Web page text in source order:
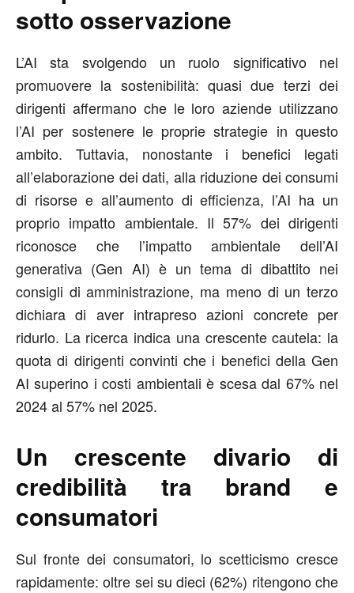
sotto osservazione
L’AI sta svolgendo un ruolo significativo nel
promuovere la sostenibilità: quasi due terzi dei
dirigenti affermano che le loro aziende utilizzano
l’AI per sostenere le proprie strategie in questo
ambito. Tuttavia, nonostante i benefici legati
all’elaborazione dei dati, alla riduzione dei consumi
di risorse e all’aumento di efficienza, l’AI ha un
proprio impatto ambientale. Il 57% dei dirigenti
riconosce che l’impatto ambientale dell’AI
generativa (Gen AI) è un tema di dibattito nei
consigli di amministrazione, ma meno di un terzo
dichiara di aver intrapreso azioni concrete per
ridurlo. La ricerca indica una crescente cautela: la
quota di dirigenti convinti che i benefici della Gen
AI superino i costi ambientali è scesa dal 67% nel
2024 al 57% nel 2025.
Un crescente divario di
credibilità tra brand e
consumatori
Sul fronte dei consumatori, lo scetticismo cresce
rapidamente: oltre sei su dieci (62%) ritengono che